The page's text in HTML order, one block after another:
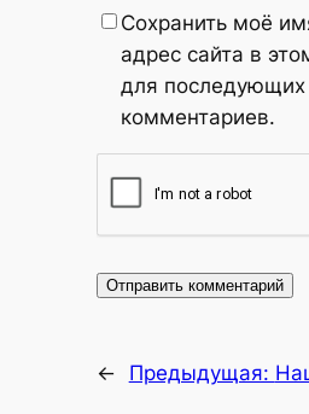
Сохранить моё
адрес сайта в
для
комментариев.
← Предыдущая: